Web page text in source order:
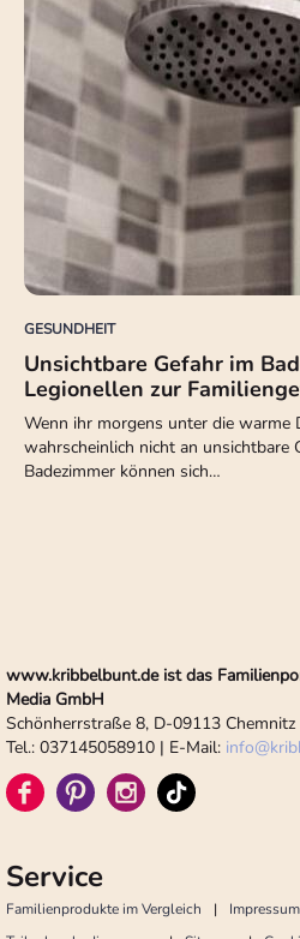
GESUNDHEIT
Unsichtbare Gefahr im
Legionellen zur
Wenn ihr morgens unter die warme
wahrscheinlich nicht an unsichtbare
Badezimmer können sich…
www.kribbelbunt.de ist das
Media GmbH
Schönherrstraße 8, D-09113 Chemnitz
Tel.: 037145058910 | E-Mail: info@
Service
Familienprodukte im Vergleich Impressum